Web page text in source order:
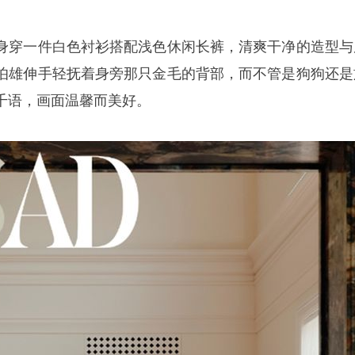
穿一件白色衬衫搭配浅色休闲长裤，清爽干净的造型
雄伸手轻抚着身旁那只金毛的背部，而不管是狗狗还
语 ，画面温馨而美好。